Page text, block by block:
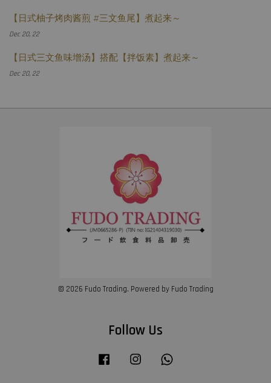
【日式柚子烤肉酱煎 #三文鱼尾】煮起来～
Dec 20, 22
【日式三文鱼味增汤】搭配【拌饭素】煮起来～
Dec 20, 22
© 2026 Fudo Trading. Powered by Fudo Trading
Follow Us
Facebook Instagram